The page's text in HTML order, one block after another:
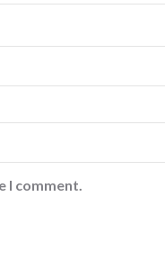
I comment.